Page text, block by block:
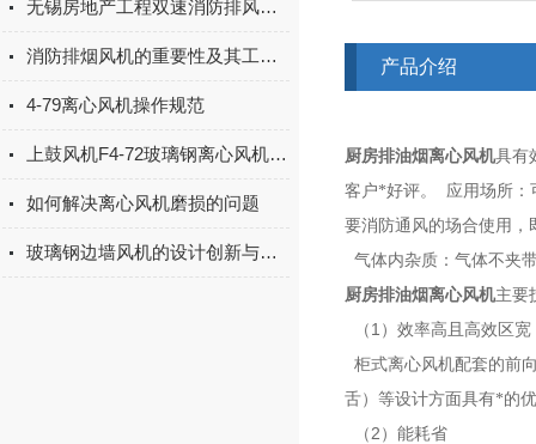
无锡房地产工程双速消防排风机箱发货
消防排烟风机的重要性及其工作原理
4-79离心风机操作规范
上鼓风机F4-72玻璃钢离心风机保养
如何解决离心风机磨损的问题
玻璃钢边墙风机的设计创新与技术发展趋势
产品介绍
厨房排油烟离心风机具有
客户*好评。
应用场所：
要消防通风的场合使用，
气体内杂质：气体不夹
厨房排油烟离心风机主要
（ 1 ）效率高且高效区宽
柜式离心风机配套的前
舌）等设计方面具有*的
（ 2 ）能耗省